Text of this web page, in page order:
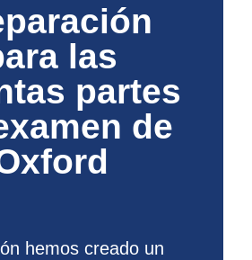
las
partes
de
hemos creado un